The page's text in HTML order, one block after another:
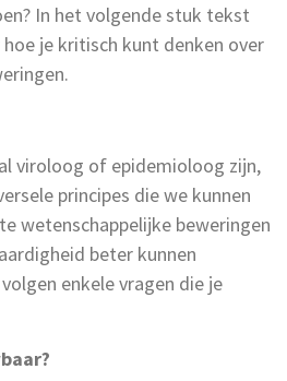
In het volgende stuk tekst
je kritisch kunt denken over
viroloog of epidemioloog zijn,
principes die we kunnen
wetenschappelijke beweringen
beter kunnen
enkele vragen die je